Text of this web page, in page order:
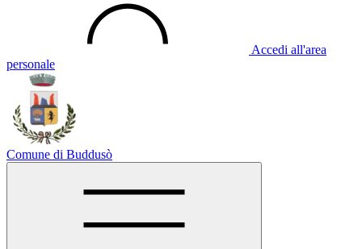
Accedi all'area
personale
Comune di Buddusò